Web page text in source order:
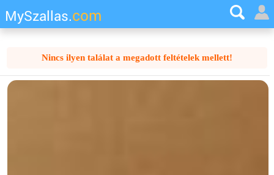
MySzallas.com
Nincs ilyen találat a megadott feltételek mellett!